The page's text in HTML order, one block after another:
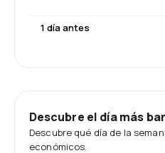
1 día antes
Descubre el día más
Descubre qué día de la
económicos.